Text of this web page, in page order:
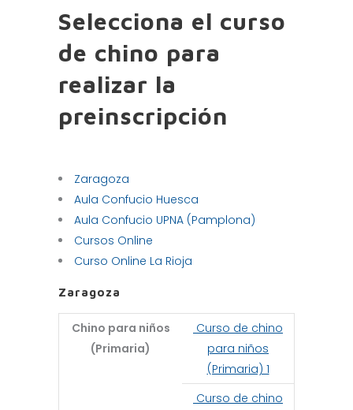
Selecciona el curso
de chino para
realizar la
preinscripción
Zaragoza
Aula Confucio Huesca
Aula Confucio UPNA (Pamplona)
Cursos Online
Curso Online La Rioja
Zaragoza
Chino para niños
(Primaria)
Curso de chino
para niños
(Primaria) 1
Curso de chino